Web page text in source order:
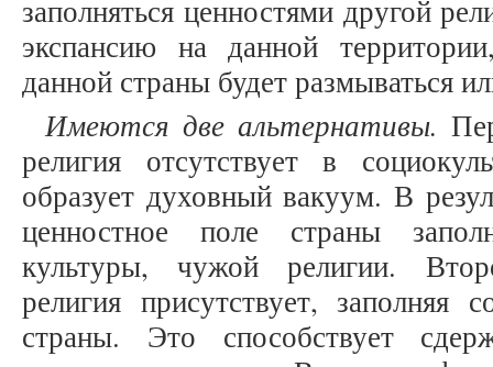
заполняться ценностями другой
экспансию на данной
данной страны будет размываться
Имеются две альтернативы.
религия отсутствует в
образует духовный вакуум. В
ценностное поле страны
культуры, чужой религии.
религия присутствует, заполняя
страны. Это способствует